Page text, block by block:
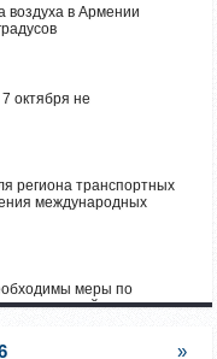
воздуха в Армении
октября не
региона транспортных
международных
меры по
испанский депутат
»